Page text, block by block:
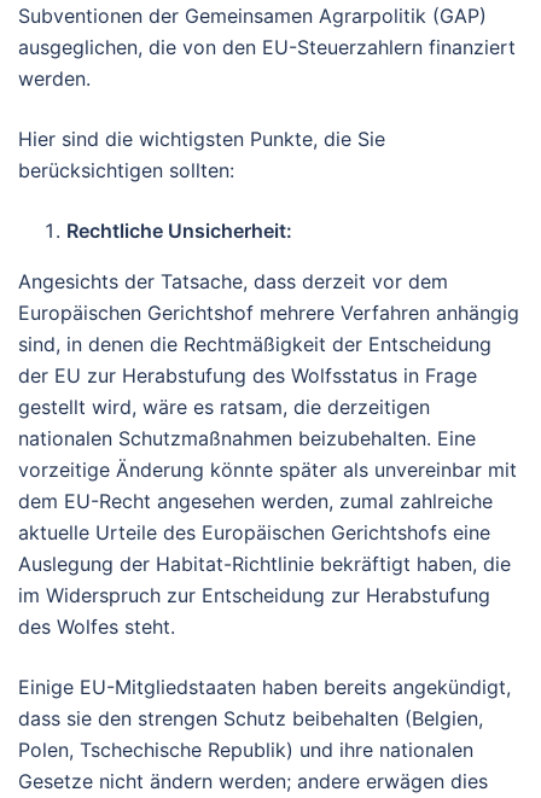
Subventionen der Gemeinsamen Agrarpolitik (GAP)
ausgeglichen, die von den EU-Steuerzahlern finanziert
werden.
Hier sind die wichtigsten Punkte, die Sie
berücksichtigen sollten:
Rechtliche Unsicherheit:
Angesichts der Tatsache, dass derzeit vor dem
Europäischen Gerichtshof mehrere Verfahren anhängig
sind, in denen die Rechtmäßigkeit der Entscheidung
der EU zur Herabstufung des Wolfsstatus in Frage
gestellt wird, wäre es ratsam, die derzeitigen
nationalen Schutzmaßnahmen beizubehalten. Eine
vorzeitige Änderung könnte später als unvereinbar mit
dem EU-Recht angesehen werden, zumal zahlreiche
aktuelle Urteile des Europäischen Gerichtshofs eine
Auslegung der Habitat-Richtlinie bekräftigt haben, die
im Widerspruch zur Entscheidung zur Herabstufung
des Wolfes steht.
Einige EU-Mitgliedstaaten haben bereits angekündigt,
dass sie den strengen Schutz beibehalten (Belgien,
Polen, Tschechische Republik) und ihre nationalen
Gesetze nicht ändern werden; andere erwägen dies